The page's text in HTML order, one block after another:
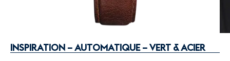
INSPIRATION – AUTOMATIQUE – VERT & ACIER